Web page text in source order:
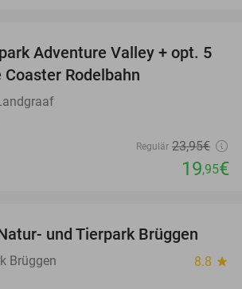
17%
Adventure Valley + opt. 5
Rodelbahn
Regulär 23,95€
19,95€
24%
und Tierpark Brüggen
Brüggen 8.8 star